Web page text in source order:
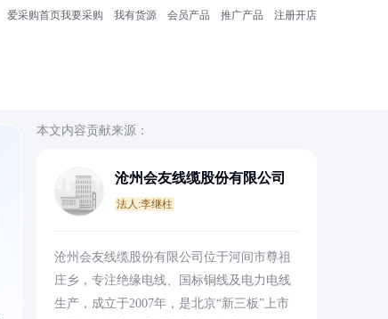
爱采购首页我要采购 我有货源 会员产品 推广产品 注册开店
本文内容贡献来源：
沧州会友线缆股份有限公司
法人:李继柱
沧州会友线缆股份有限公司位于河间市尊祖
庄乡，专注绝缘电线、国标铜线及电力电线
生产，成立于2007年，是北京“新三板”上市